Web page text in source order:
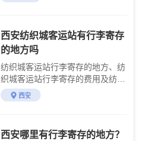
西安纺织城客运站有行李寄存
的地方吗
纺织城客运站行李寄存的地方、纺
织城客运站行李寄存的费用及纺织
城客运站交通
西安
西安哪里有行李寄存的地方？